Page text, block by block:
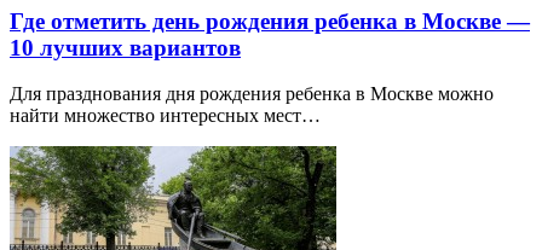
Где отметить день рождения ребенка в Москве —
10 лучших вариантов
Для празднования дня рождения ребенка в Москве можно
найти множество интересных мест…